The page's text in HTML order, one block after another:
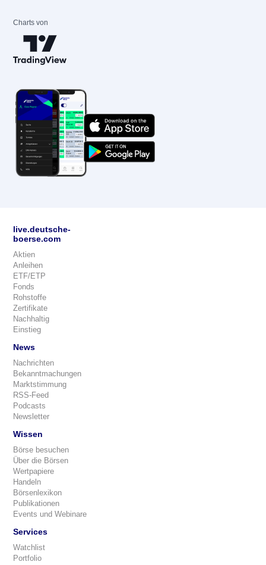
Charts von
live.deutsche-
boerse.com
Aktien
Anleihen
ETF/ETP
Fonds
Rohstoffe
Zertifikate
Nachhaltig
Einstieg
News
Nachrichten
Bekanntmachungen
Marktstimmung
RSS-Feed
Podcasts
Newsletter
Wissen
Börse besuchen
Über die Börsen
Wertpapiere
Handeln
Börsenlexikon
Publikationen
Events und Webinare
Services
Watchlist
Portfolio